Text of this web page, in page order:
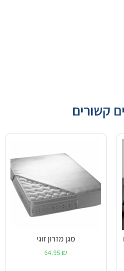
קשורים
מגן מזרון זוגי
64.95 ₪